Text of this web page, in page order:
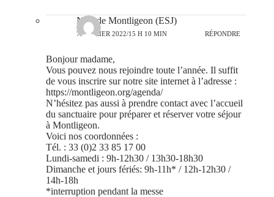
N-D de Montligeon (ESJ)
7 FÉVRIER 2022/15 H 10 MIN RÉPONDRE
Bonjour madame,
Vous pouvez nous rejoindre toute l’année. Il suffit
de vous inscrire sur notre site internet à l’adresse :
https://montligeon.org/agenda/
N’hésitez pas aussi à prendre contact avec l’accueil
du sanctuaire pour préparer et réserver votre séjour
à Montligeon.
Voici nos coordonnées :
Tél. : 33 (0)2 33 85 17 00
Lundi-samedi : 9h-12h30 / 13h30-18h30
Dimanche et jours fériés: 9h-11h* / 12h-12h30 /
14h-18h
*interruption pendant la messe